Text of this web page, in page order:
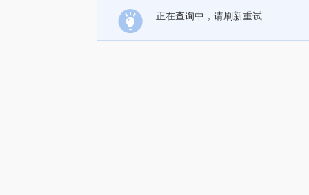
正在查询中，请刷新重试